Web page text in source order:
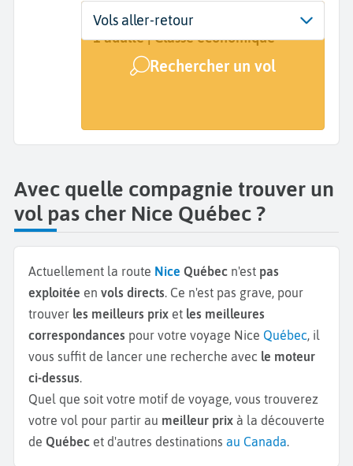
Départ
Nice (NCE)
Dates
Dates de votre voyage
Voyageurs | Classe
1 adulte | Classe économique
Rechercher un vol
Vols aller-retour
Avec quelle compagnie trouver un
vol pas cher Nice Québec ?
Actuellement la route Nice Québec n'est pas
exploitée en vols directs. Ce n'est pas grave, pour
trouver les meilleurs prix et les meilleures
correspondances pour votre voyage Nice Québec, il
vous suffit de lancer une recherche avec le moteur
ci-dessus.
Quel que soit votre motif de voyage, vous trouverez
votre vol pour partir au meilleur prix à la découverte
de Québec et d'autres destinations au Canada.